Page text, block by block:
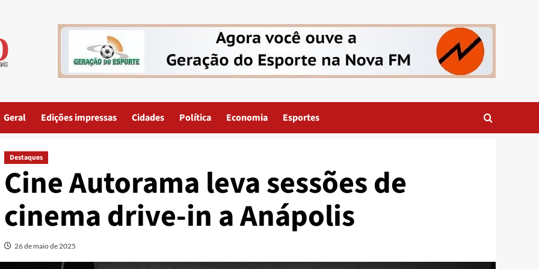
Geral Edições impressas Cidades Política Economia Esportes
Destaques
Cine Autorama leva sessões de
cinema drive-in a Anápolis
26 de maio de 2025